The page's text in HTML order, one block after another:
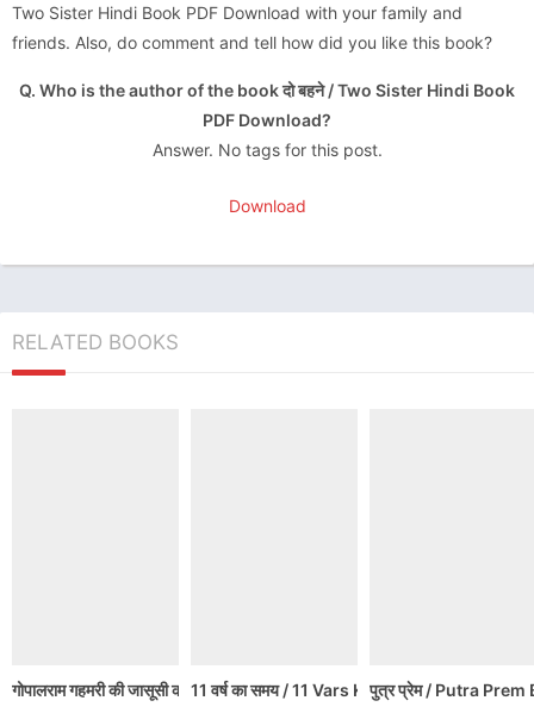
Two Sister Hindi Book PDF Download with your family and
friends. Also, do comment and tell how did you like this book?
Q. Who is the author of the book दो बहने / Two Sister Hindi Book
PDF Download?
Answer. No tags for this post.
Download
RELATED BOOKS
गोपालराम गहमरी की जासूसी कहानियां / Gopalram Gahmari ki Jasoosi
11 वर्ष का समय / 11 Vars Ka Samay Hindi
पुत्र प्रेम / Putra